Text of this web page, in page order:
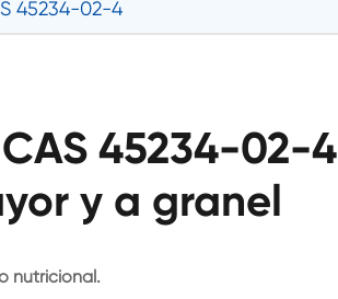
45234-02-4
45234-02-4
y a granel
nutricional.